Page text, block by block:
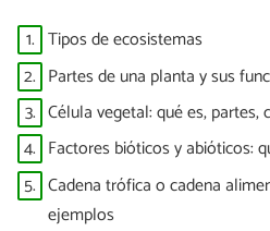
1. Tipos de ecosistemas
2. Partes de una planta y sus
3. Célula vegetal: qué es, partes,
4. Factores bióticos y abióticos:
5. Cadena trófica o cadena
ejemplos